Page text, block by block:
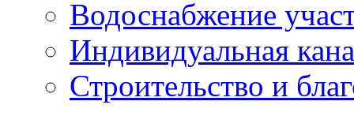
Водоснабжение
Индивидуальная
Строительство и